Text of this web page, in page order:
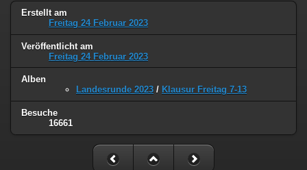
Erstellt am
Freitag 24 Februar 2023
Veröffentlicht am
Freitag 24 Februar 2023
Alben
Landesrunde 2023 / Klausur Freitag 7-13
Besuche
16661